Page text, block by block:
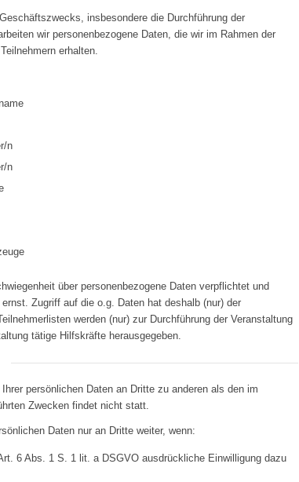
insbesondere die Durchführung der
wir personenbezogene Daten, die wir im Rahmen der
erhalten.
n
n
über personenbezogene Daten verpflichtet und
Zugriff auf die o.g. Daten hat deshalb (nur) der
werden (nur) zur Durchführung der Veranstaltung
tätige Hilfskräfte herausgegeben.
persönlichen Daten an Dritte zu anderen als den im
Zwecken findet nicht statt.
Daten nur an Dritte weiter, wenn:
6 Abs. 1 S. 1 lit. a DSGVO ausdrückliche Einwilligung dazu